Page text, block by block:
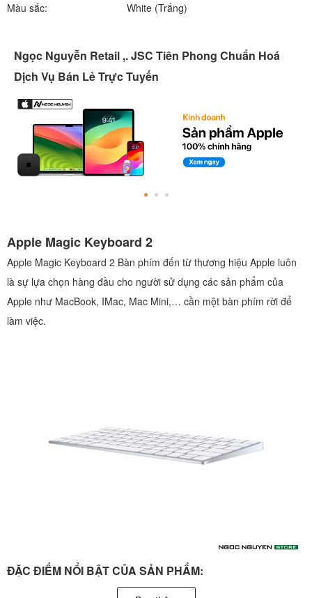
Màu sắc:
White (Trắng)
Ngọc Nguyễn Retail ,. JSC Tiên Phong Chuẩn Hoá
Dịch Vụ Bán Lẻ Trực Tuyến
Apple Magic Keyboard 2
Apple Magic Keyboard 2 Bàn phím đến từ thương hiệu Apple luôn
là sự lựa chọn hàng đầu cho người sử dụng các sản phẩm của
Apple như MacBook, IMac, Mac Mini,… cần một bàn phím rời để
làm việc.
ĐẶC ĐIỂM NỔI BẬT CỦA SẢN PHẨM:
-Thế hệ 2 xài pin sạc qua cổng lightning thay vì xài PIN như thế hệ